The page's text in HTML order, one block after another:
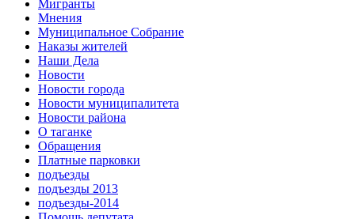
Мигранты
Мнения
Муниципальное Собрание
Наказы жителей
Наши Дела
Новости
Новости города
Новости муниципалитета
Новости района
О таганке
Обращения
Платные парковки
подъезды
подъезды 2013
подъезды-2014